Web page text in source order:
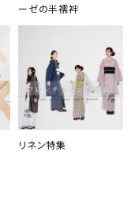
ーゼの半襦袢
リネン特集